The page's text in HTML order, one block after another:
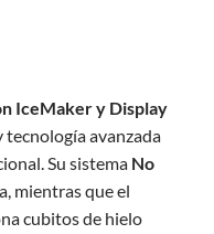
IceMaker y Display
avanzada
Su sistema No
mientras que el
cubitos de hielo